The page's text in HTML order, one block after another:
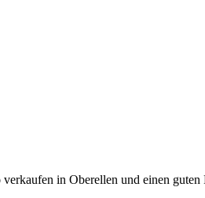
in Oberellen und einen guten